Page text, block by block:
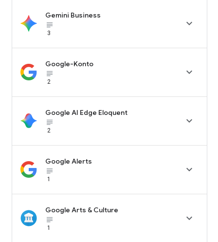
Gemini Business
subject_black
3

Google-Konto
subject_black
2

Google AI Edge Eloquent
subject_black
2

Google Alerts
subject_black
1

Google Arts & Culture
subject_black
1
